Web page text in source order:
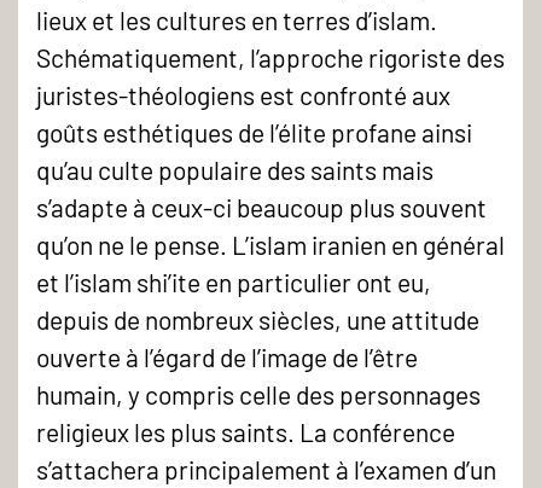
lieux et les cultures en terres d’islam.
Schématiquement, l’approche rigoriste des
juristes-théologiens est confronté aux
goûts esthétiques de l’élite profane ainsi
qu’au culte populaire des saints mais
s’adapte à ceux-ci beaucoup plus souvent
qu’on ne le pense. L’islam iranien en général
et l’islam shi’ite en particulier ont eu,
depuis de nombreux siècles, une attitude
ouverte à l’égard de l’image de l’être
humain, y compris celle des personnages
religieux les plus saints. La conférence
s’attachera principalement à l’examen d’un